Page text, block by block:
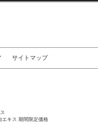
サイトマップ
エキス 期間限定価格